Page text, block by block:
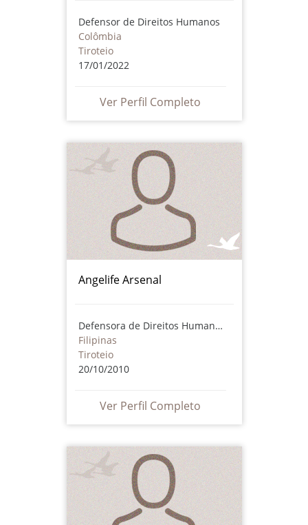
Defensor de Direitos Humanos
Colômbia
Tiroteio
17/01/2022
Ver Perfil Completo
Angelife Arsenal
Defensora de Direitos Humanos
Filipinas
Tiroteio
20/10/2010
Ver Perfil Completo